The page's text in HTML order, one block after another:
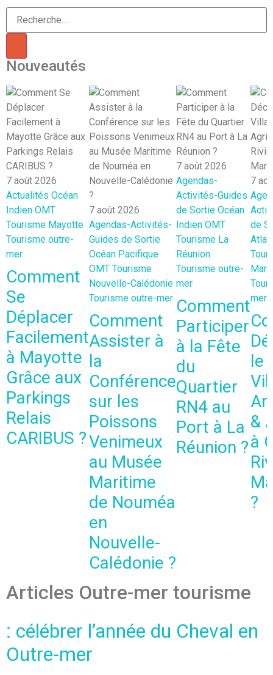
Nouveautés
7 août 2026
Actualités Océan
Indien OMT
Tourisme Mayotte
Tourisme outre-
mer
Comment
Se
Déplacer
Facilement
à Mayotte
Grâce aux
Parkings
Relais
CARIBUS ?
7 août 2026
Agendas-Activités-
Guides de Sortie
Océan Pacifique
OMT Tourisme
Nouvelle-Calédonie
Tourisme outre-mer
Comment
Assister à
la
Conférence
sur les
Poissons
Venimeux
au Musée
Maritime
de Nouméa
en
Nouvelle-
Calédonie ?
7 août 2026
Agendas-
Activités-Guides
de Sortie Océan
Indien OMT
Tourisme La
Réunion
Tourisme outre-
mer
Comment
Participer
à la Fête
du
Quartier
RN4 au
Port à La
Réunion ?
7
de
mer
le
&
à
?
Articles Outre-mer tourisme
: célébrer l’année du Cheval en
Outre-mer